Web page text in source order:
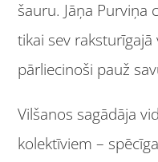
šauru. Jāņa Purviņa
tikai sev
pārliecinoši pauž
Vilšanos sagādāja
kolektīviem –